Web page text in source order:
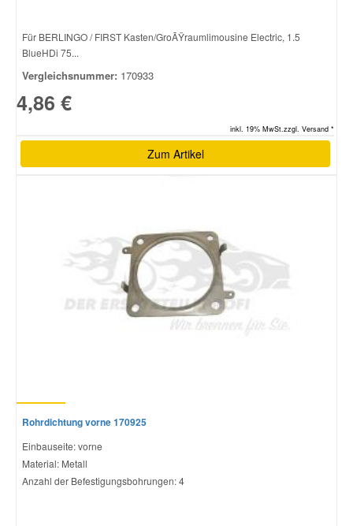
Für BERLINGO / FIRST Kasten/GroÃŸraumlimousine Electric, 1.5
BlueHDi 75...
Vergleichsnummer: 170933
4,86 €
inkl. 19% MwSt.zzgl. Versand *
Zum Artikel
Rohrdichtung vorne 170925
Einbauseite: vorne
Material: Metall
Anzahl der Befestigungsbohrungen: 4